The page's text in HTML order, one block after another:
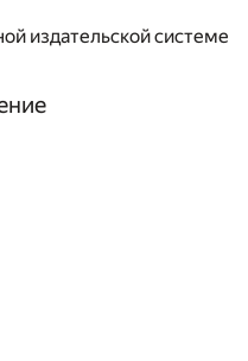
издательской системе